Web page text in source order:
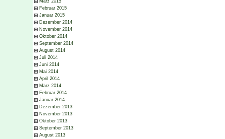
März 2015
Februar 2015
Januar 2015
Dezember 2014
November 2014
Oktober 2014
September 2014
August 2014
Juli 2014
Juni 2014
Mai 2014
April 2014
März 2014
Februar 2014
Januar 2014
Dezember 2013
November 2013
Oktober 2013
September 2013
August 2013